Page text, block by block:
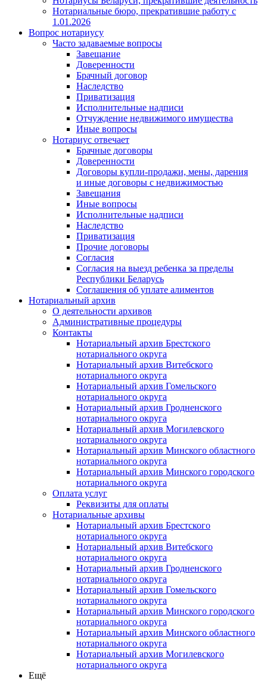
Нотариальные бюро, прекратившие работу с
1.01.2026
Вопрос нотариусу
Часто задаваемые вопросы
Завещание
Доверенности
Брачный договор
Наследство
Приватизация
Исполнительные надписи
Отчуждение недвижимого имущества
Иные вопросы
Нотариус отвечает
Брачные договоры
Доверенности
Договоры купли-продажи, мены, дарения
и иные договоры с недвижимостью
Завещания
Иные вопросы
Исполнительные надписи
Наследство
Приватизация
Прочие договоры
Согласия
Согласия на выезд ребенка за пределы
Республики Беларусь
Соглашения об уплате алиментов
Нотариальный архив
О деятельности архивов
Административные процедуры
Контакты
Нотариальный архив Брестского
нотариального округа
Нотариальный архив Витебского
нотариального округа
Нотариальный архив Гомельского
нотариального округа
Нотариальный архив Гродненского
нотариального округа
Нотариальный архив Могилевского
нотариального округа
Нотариальный архив Минского областного
нотариального округа
Нотариальный архив Минского городского
нотариального округа
Оплата услуг
Реквизиты для оплаты
Нотариальные архивы
Нотариальный архив Брестского
нотариального округа
Нотариальный архив Витебского
нотариального округа
Нотариальный архив Гродненского
нотариального округа
Нотариальный архив Гомельского
нотариального округа
Нотариальный архив Минского городского
нотариального округа
Нотариальный архив Минского областного
нотариального округа
Нотариальный архив Могилевского
нотариального округа
Ещё